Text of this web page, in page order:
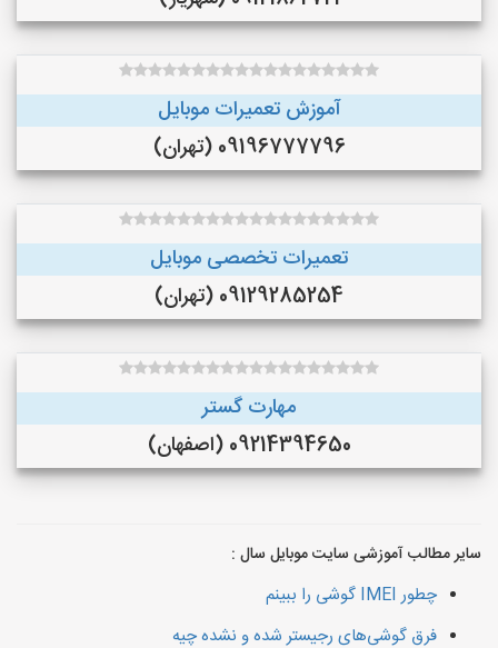
آموزش تعمیرات موبایل
09196777796 (تهران)
تعمیرات تخصصی موبایل
09129285254 (تهران)
مهارت گستر
09214394650 (اصفهان)
سایر مطالب آموزشی سایت موبایل سال :
چطور IMEI گوشی را ببینم
فرق گوشی‌های رجیستر شده و نشده چیه